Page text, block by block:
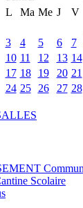
L
Ma Me J V
3
4 5 6 7
10 11 12 13 14
17 18 19 20 21
24 25 26 27 28
Scolaire